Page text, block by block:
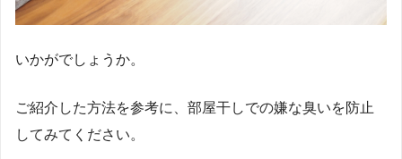
いかがでしょうか。
ご紹介した方法を参考に、部屋干しでの嫌な臭いを防止
してみてください。